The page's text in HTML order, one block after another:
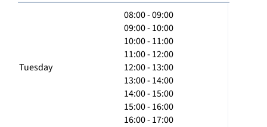
Tuesday
08:00 - 09:00
09:00 - 10:00
10:00 - 11:00
11:00 - 12:00
12:00 - 13:00
13:00 - 14:00
14:00 - 15:00
15:00 - 16:00
16:00 - 17:00